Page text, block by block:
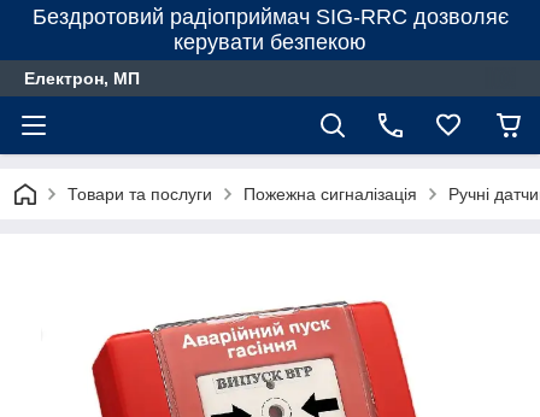
Бездротовий радіоприймач SIG-RRC дозволяє
керувати безпекою
Електрон, МП
Товари та послуги Пожежна сигналізація Ручні